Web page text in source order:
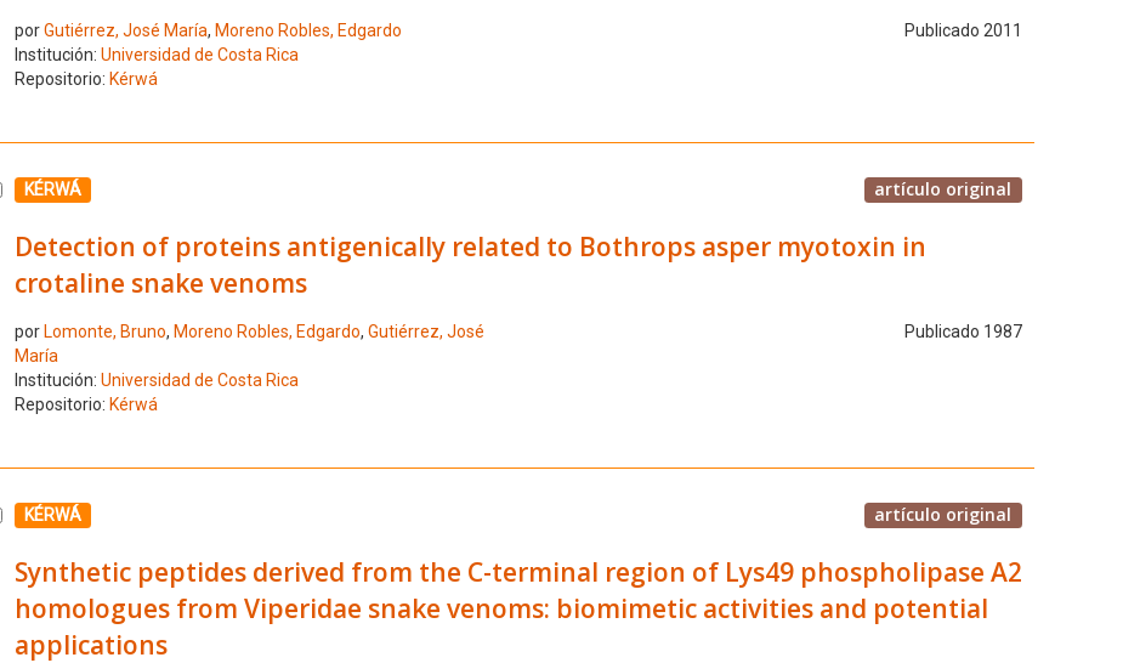
porGutiérrez, José María, Moreno Robles, Edgardo
Publicado 2011
Institución: Universidad de Costa Rica
Repositorio: Kérwá
Seleccione el número de resultado 7
KÉRWÁ artículo original
Detection of proteins antigenically related to Bothrops asper myotoxin in
crotaline snake venoms
por Lomonte, Bruno, Moreno Robles, Edgardo, Gutiérrez, José
María
Publicado 1987
Institución: Universidad de Costa Rica
Repositorio: Kérwá
Seleccione el número de resultado 8
KÉRWÁ artículo original
Synthetic peptides derived from the C-terminal region of Lys49 phospholipase A2
homologues from Viperidae snake venoms: biomimetic activities and potential
applications